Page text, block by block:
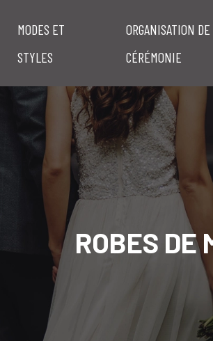
MODES ET
STYLES
ORGANISATION
CÉRÉMONIE
ROBES DE